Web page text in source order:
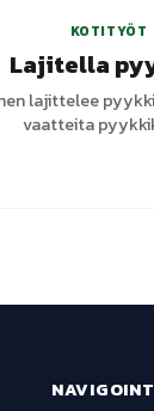
KOTITYÖT
Lajitella
lajittelee
vaatteita